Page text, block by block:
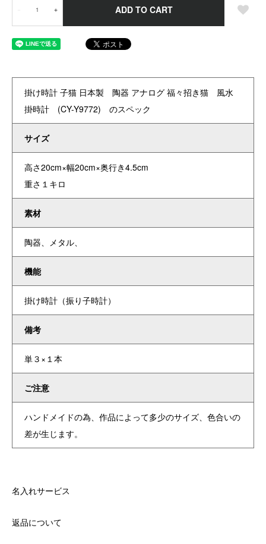
＋ ADD TO CART
掛け時計 子猫 日本製 陶器 アナログ 福々招き猫 風水
掛時計 (CY-Y9772) のスペック
サイズ
高さ20cm×幅20cm×奥行き4.5cm
重さ１キロ
素材
陶器、メタル、
機能
掛け時計（振り子時計）
備考
単３×１本
ご注意
ハンドメイドの為、作品によって多少のサイズ、色合いの
差が生じます。
名入れサービス
返品について